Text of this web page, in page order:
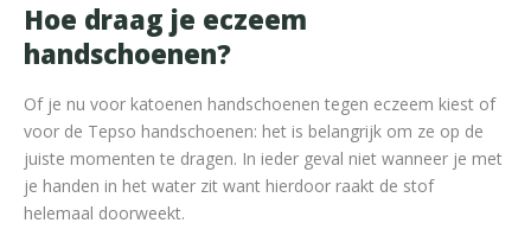
Hoe draag je eczeem
handschoenen?
Of je nu voor katoenen handschoenen tegen eczeem kiest of
voor de Tepso handschoenen: het is belangrijk om ze op de
juiste momenten te dragen. In ieder geval niet wanneer je met
je handen in het water zit want hierdoor raakt de stof
helemaal doorweekt.